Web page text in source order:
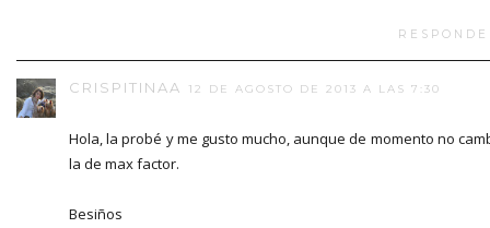
CRISPITINAA 12 DE AGOSTO DE 2013 A LAS 7:30
Hola, la probé y me gusto mucho, aunque de momento no
la de max factor.
Besiños